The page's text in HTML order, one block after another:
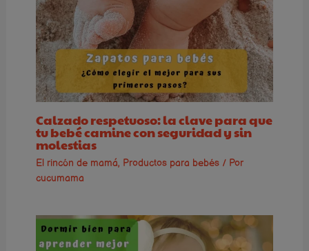
Calzado respetuoso: la clave para que
tu bebé camine con seguridad y sin
molestias
El rincón de mamá, Productos para bebés/ Por
cucumama